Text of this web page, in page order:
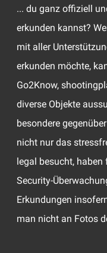
... du ganz offiziell
erkunden kannst?
mit aller
erkunden möchte,
Go2Know,
diverse Objekte
besondere
nicht nur das
legal besucht,
Security-
Erkundungen
man nicht an Fotos